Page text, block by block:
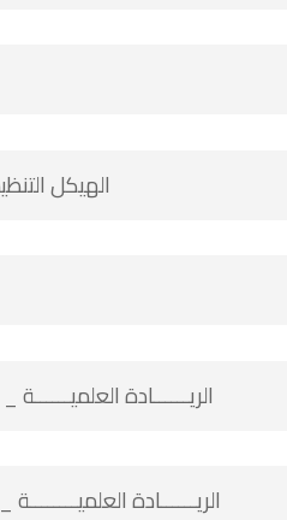
الهيكل
الريــــــادة
الريــــــادة